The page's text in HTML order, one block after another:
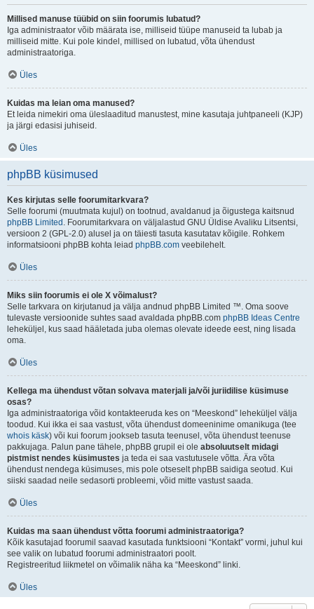
Millised manuse tüübid on siin foorumis lubatud?
Iga administraator võib määrata ise, milliseid tüüpe manuseid ta lubab ja
milliseid mitte. Kui pole kindel, millised on lubatud, võta ühendust
administraatoriga.
Üles
Kuidas ma leian oma manused?
Et leida nimekiri oma üleslaaditud manustest, mine kasutaja juhtpaneeli (KJP)
ja järgi edasisi juhiseid.
Üles
phpBB küsimused
Kes kirjutas selle foorumitarkvara?
Selle foorumi (muutmata kujul) on tootnud, avaldanud ja õigustega kaitsnud
phpBB Limited . Foorumitarkvara on väljalastud GNU Üldise Avaliku Litsentsi,
versioon 2 (GPL-2.0) alusel ja on täiesti tasuta kasutatav kõigile. Rohkem
informatsiooni phpBB kohta leiad phpBB.com veebilehelt.
Üles
Miks siin foorumis ei ole X võimalust?
Selle tarkvara on kirjutanud ja välja andnud phpBB Limited ™. Oma soove
tulevaste versioonide suhtes saad avaldada phpBB.com phpBB Ideas Centre
leheküljel, kus saad hääletada juba olemas olevate ideede eest, ning lisada
oma.
Üles
Kellega ma ühendust võtan solvava materjali ja/või juriidilise küsimuse
osas?
Iga administraatoriga võid kontakteeruda kes on “Meeskond” leheküljel välja
toodud. Kui ikka ei saa vastust, võta ühendust domeeninime omanikuga (tee
whois käsk) või kui foorum jookseb tasuta teenusel, võta ühendust teenuse
pakkujaga. Palun pane tähele, phpBB grupil ei ole absoluutselt midagi
pistmist nendes küsimustes ja teda ei saa vastutusele võtta. Ära võta
ühendust nendega küsimuses, mis pole otseselt phpBB saidiga seotud. Kui
siiski saadad neile sedasorti probleemi, võid mitte vastust saada.
Üles
Kuidas ma saan ühendust võtta foorumi administraatoriga?
Kõik kasutajad foorumil saavad kasutada funktsiooni “Kontakt” vormi, juhul kui
see valik on lubatud foorumi administraatori poolt.
Registreeritud liikmetel on võimalik näha ka “Meeskond” linki.
Üles